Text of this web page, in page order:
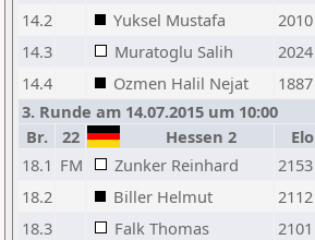
14.2
Yuksel Mustafa 2010
14.3
Muratoglu Salih 2024
14.4
Ozmen Halil Nejat 1887
3. Runde am 14.07.2015 um 10:00
Br.
22 Hessen 2 Elo
18.1 FM Zunker Reinhard 2153
18.2
Biller Helmut 2112
18.3
Falk Thomas 2101